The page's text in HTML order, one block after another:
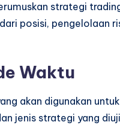
strategi
posisi, pengelolaan
Waktu
akan digunakan
jenis strategi yang